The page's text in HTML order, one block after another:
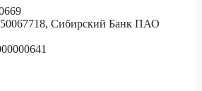
Сибирский Банк ПАО